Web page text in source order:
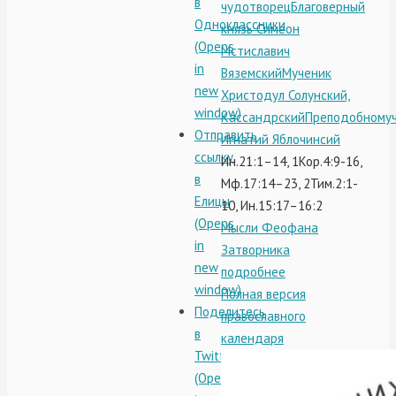
Одноклассники
(Opens
in
new
window)
Отправить
ссылку
в
Елицы
(Opens
in
new
window)
Поделитесь
в
Twitter
(Opens
чудотворецБлаговерный
князь Симеон
Мстиславич
ВяземскийМученик
Христодул Солунский,
Кассандрский
Игнатий Яблочинсий
Ин.21:1–14, 1Кор.4:9-16,
Мф.17:14–23, 2Тим.2:1-
10, Ин.15:17–16:2
Мысли Феофана
Затворника
подробнее
Полная версия
православного
календаря